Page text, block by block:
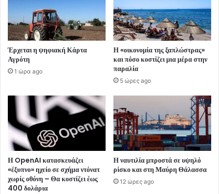
Έρχεται η ψηφιακή Κάρτα
Αγρότη
1 ώρα ago
Η «οικονομία της ξαπλώστρας»
και πόσο κοστίζει μια μέρα στην
παραλία
5 ώρες ago
Η OpenAI κατασκευάζει
«έξυπνο» ηχείο σε σχήμα ντόνατ
χωρίς οθόνη – Θα κοστίζει έως
400 δολάρια
Η ναυτιλία μπροστά σε υψηλό
ρίσκο και στη Μαύρη Θάλασσα
12 ώρες ago